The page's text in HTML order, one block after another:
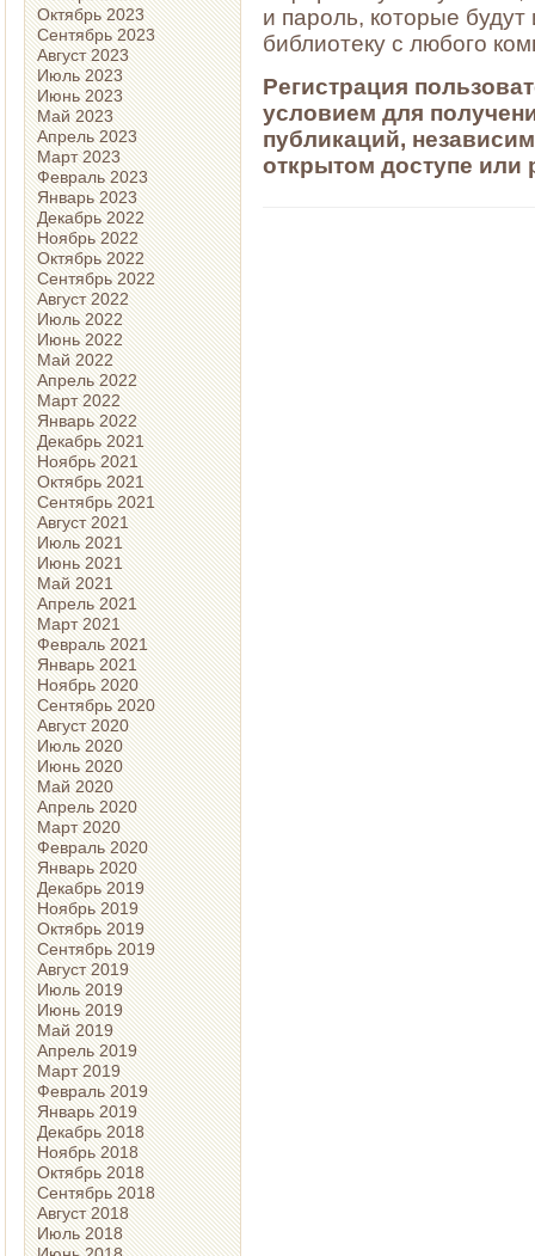
Октябрь 2023
Сентябрь 2023
Август 2023
Июль 2023
Июнь 2023
Май 2023
Апрель 2023
Март 2023
Февраль 2023
Январь 2023
Декабрь 2022
Ноябрь 2022
Октябрь 2022
Сентябрь 2022
Август 2022
Июль 2022
Июнь 2022
Май 2022
Апрель 2022
Март 2022
Январь 2022
Декабрь 2021
Ноябрь 2021
Октябрь 2021
Сентябрь 2021
Август 2021
Июль 2021
Июнь 2021
Май 2021
Апрель 2021
Март 2021
Февраль 2021
Январь 2021
Ноябрь 2020
Сентябрь 2020
Август 2020
Июль 2020
Июнь 2020
Май 2020
Апрель 2020
Март 2020
Февраль 2020
Январь 2020
Декабрь 2019
Ноябрь 2019
Октябрь 2019
Сентябрь 2019
Август 2019
Июль 2019
Июнь 2019
Май 2019
Апрель 2019
Март 2019
Февраль 2019
Январь 2019
Декабрь 2018
Ноябрь 2018
Октябрь 2018
Сентябрь 2018
Август 2018
Июль 2018
и пароль, которые будут
библиотеку с любого
Регистрация
условием для
публикаций,
открытом доступе или